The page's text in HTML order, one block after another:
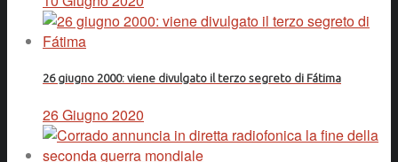
26 giugno 2000: viene divulgato il terzo segreto di Fátima
26 Giugno 2020